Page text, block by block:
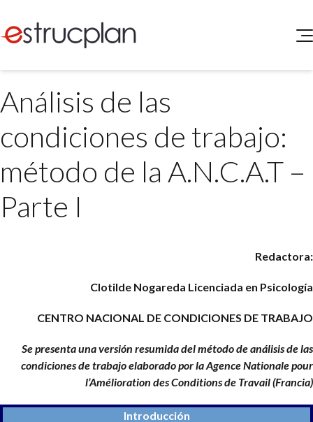
SERVICIOS
Medio Ambiente
Legislación
INGRESAR
Portal de Clientes
Matriz Premium
Análisis de las
condiciones de trabajo:
método de la A.N.C.A.T –
Parte I
Redactora:
Clotilde Nogareda Licenciada en Psicología
CENTRO NACIONAL DE CONDICIONES DE TRABAJO
Se presenta una versión resumida del método de análisis de las
condiciones de trabajo elaborado por la Agence Nationale pour
l’Amélioration des Conditions de Travail (Francia)
Introducción